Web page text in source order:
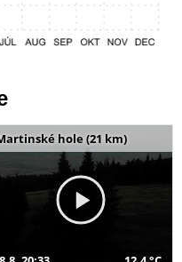
hole (21 km)